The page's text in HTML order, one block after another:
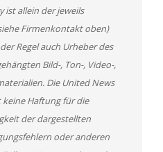
ist allein der jeweils
Firmenkontakt oben)
Regel auch Urheber des
Bild-, Ton-, Video-,
Die United News
Haftung für die
der dargestellten
oder anderen